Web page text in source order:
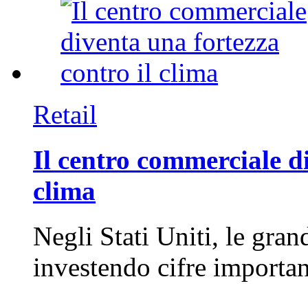
Retail
Il centro commerciale
clima
Negli Stati Uniti, le
investendo cifre